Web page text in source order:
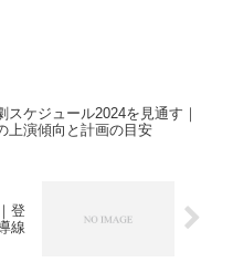
スケジュール2024を見通す｜
上演傾向と計画の目安
登
線